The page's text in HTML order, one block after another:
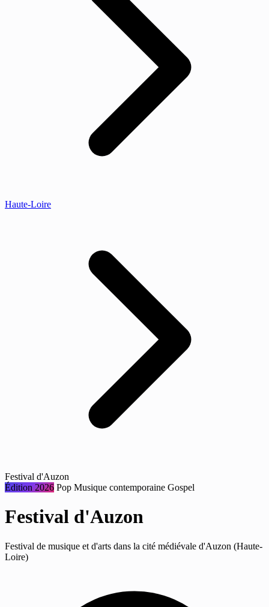
Haute-Loire
Festival d'Auzon
Édition 2026 Pop Musique contemporaine Gospel
Festival d'Auzon
Festival de musique et d'arts dans la cité médiévale d'Auzon (Haute-
Loire)